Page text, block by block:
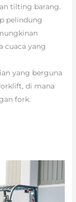
tilting barang.
pelindung
cuaca yang
yang berguna
di mana
fork.